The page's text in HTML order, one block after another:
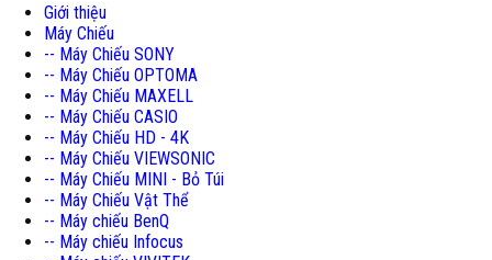
Giới thiệu
Máy Chiếu
-- Máy Chiếu SONY
-- Máy Chiếu OPTOMA
-- Máy Chiếu MAXELL
-- Máy Chiếu CASIO
-- Máy Chiếu HD - 4K
-- Máy Chiếu VIEWSONIC
-- Máy Chiếu MINI - Bỏ Túi
-- Máy Chiếu Vật Thể
-- Máy chiếu BenQ
-- Máy chiếu Infocus